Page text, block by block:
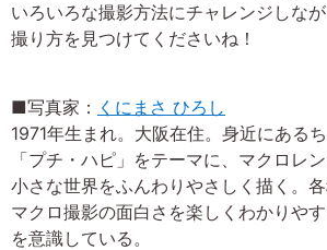
いろいろな撮影方法にチャレンジしな
撮り方を見つけてくださいね！
■写真家： くにまさ ひろし
1971年生まれ。大阪在住。身近にある
「プチ・ハピ」をテーマに、マクロレ
小さな世界をふんわりやさしく描く。各
マクロ撮影の面白さを楽しくわかりや
を意識している。